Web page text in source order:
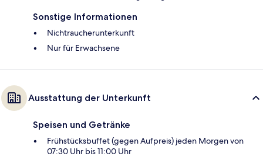
Sonstige Informationen
Nichtraucherunterkunft
Nur für Erwachsene
Ausstattung der Unterkunft
Speisen und Getränke
Frühstücksbuffet (gegen Aufpreis) jeden Morgen von
07:30 Uhr bis 11:00 Uhr